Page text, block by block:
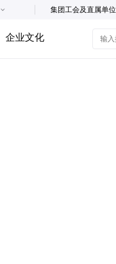
集团工会及直属单位
企业文化